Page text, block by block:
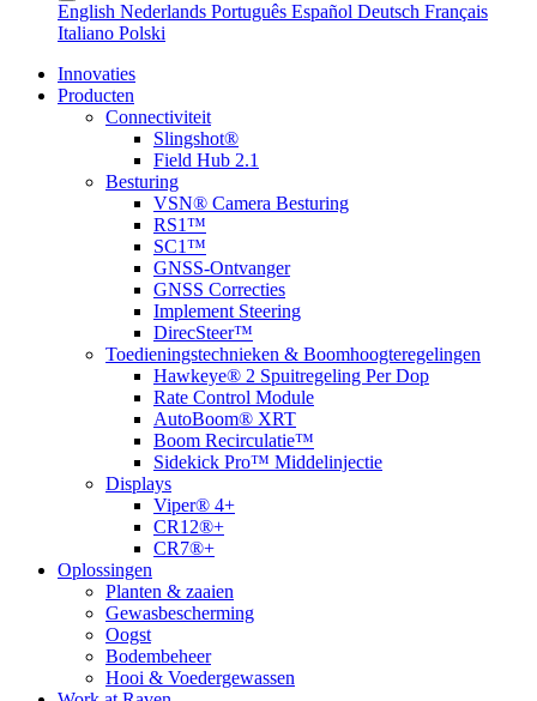
English Nederlands Português Español Deutsch Français
Italiano Polski
Innovaties
Producten
Connectiviteit
Slingshot®
Field Hub 2.1
Besturing
VSN® Camera Besturing
RS1™
SC1™
GNSS-Ontvanger
GNSS Correcties
Implement Steering
DirecSteer™
Toedieningstechnieken & Boomhoogteregelingen
Hawkeye® 2 Spuitregeling Per Dop
Rate Control Module
AutoBoom® XRT
​Boom Recirculatie™
Sidekick Pro™ Middelinjectie
Displays
Viper® 4+
CR12®+
CR7®+
Oplossingen
Planten & zaaien
Gewasbescherming
Oogst
Bodembeheer
Hooi & Voedergewassen